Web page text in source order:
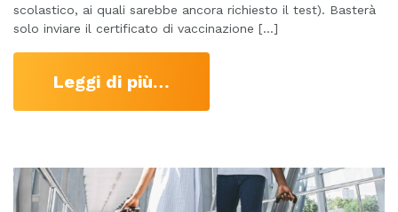
scolastico, ai quali sarebbe ancora richiesto il test). Basterà
solo inviare il certificato di vaccinazione […]
Leggi di più…